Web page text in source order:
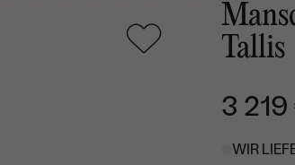
Tallis
3 219
WIR